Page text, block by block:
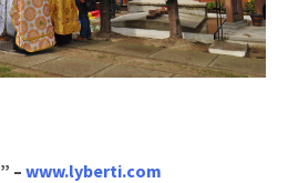
– www.lyberti.com